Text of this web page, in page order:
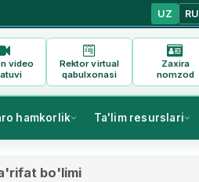
UZ RU
video
Rektor virtual
qabulxonasi
Zaxira
nomzod
hamkorlik Ta'lim resurslari
bo'limi